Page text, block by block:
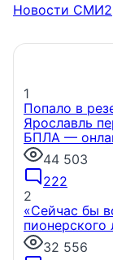
Новости СМИ2
1
Попало в
Ярославль
БПЛА —
44 503
222
2
«Сейчас бы
пионерского
32 556